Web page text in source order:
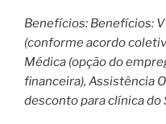
Benefícios: Benefícios:
(conforme acordo
Médica (opção do
financeira), Assistência
desconto para clínica do